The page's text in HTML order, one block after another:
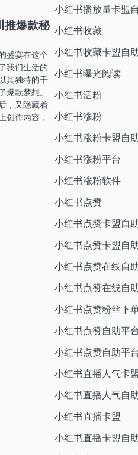
推爆款秘
盛宴在这个
我们生活的
其独特的千
款梦想。
，又隐藏着
创作内容，
小红书播放量卡盟
小红书收藏
小红书收藏卡盟自
小红书曝光阅读
小红书活粉
小红书涨粉
小红书涨粉卡盟自
小红书涨粉平台
小红书涨粉软件
小红书点赞
小红书点赞卡盟自
小红书点赞卡盟自
小红书点赞在线自
小红书点赞在线自
小红书点赞粉丝下
小红书点赞自助平台
小红书点赞自助平台
小红书直播人气卡
小红书直播人气自
小红书直播卡盟
小红书直播卡盟自